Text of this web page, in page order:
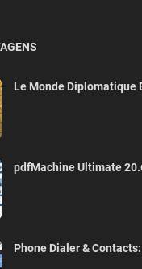
Le Monde Diplomatique
pdfMachine Ultimate
Phone Dialer &